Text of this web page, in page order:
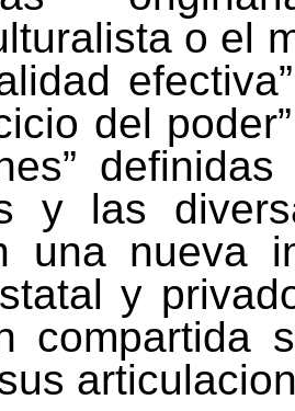
o el
del
y las
una nueva
y
compartida